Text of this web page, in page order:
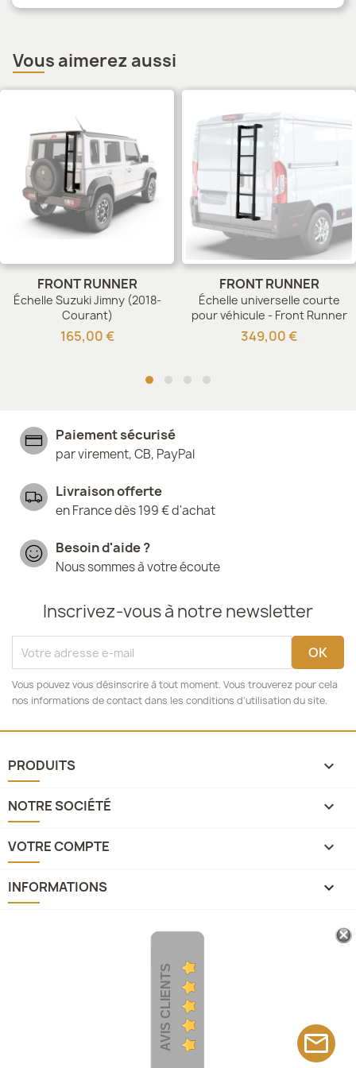
Vous aimerez aussi
FRONT RUNNER
Échelle Suzuki Jimny (2018-
Courant)
165,00 €
FRONT RUNNER
Échelle universelle courte
pour véhicule - Front Runner
349,00 €
Paiement sécurisé
par virement, CB, PayPal
Livraison offerte
en France dès 199 € d'achat
Besoin d'aide ?
Nous sommes à votre écoute
Inscrivez-vous à notre newsletter
Vous pouvez vous désinscrire à tout moment. Vous trouverez pour cela
nos informations de contact dans les conditions d'utilisation du site.
PRODUITS 
NOTRE SOCIÉTÉ 
VOTRE COMPTE 
INFORMATIONS keyboard_arrow_down
AVIS CLIENTS mail_outline